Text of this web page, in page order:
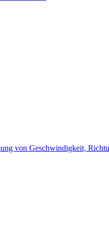
von Geschwindigkeit,